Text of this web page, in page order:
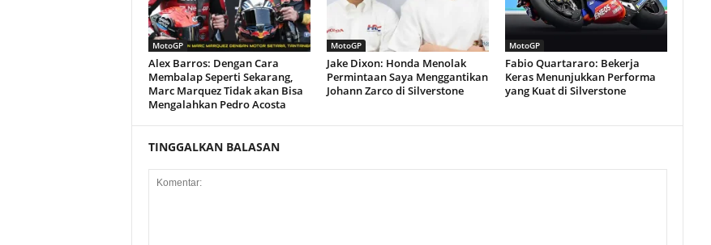
MotoGP
Alex Barros: Dengan Cara
Membalap Seperti Sekarang,
Marc Marquez Tidak akan Bisa
Mengalahkan Pedro Acosta
MotoGP
Jake Dixon: Honda Menolak
Permintaan Saya Menggantikan
Johann Zarco di Silverstone
MotoGP
Fabio Quartararo: Bekerja
Keras Menunjukkan Performa
yang Kuat di Silverstone
TINGGALKAN BALASAN